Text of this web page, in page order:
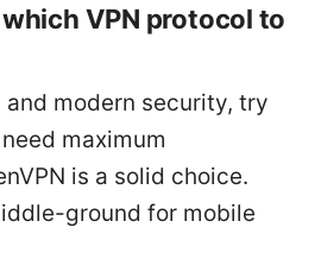
VPN protocol to
modern security, try
maximum
is a solid choice.
ground for mobile